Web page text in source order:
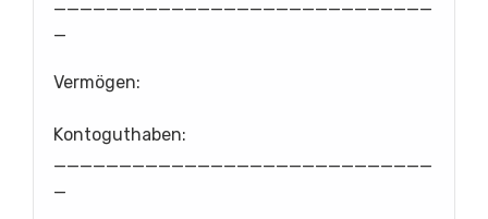
Vermögen:
Kontoguthaben: